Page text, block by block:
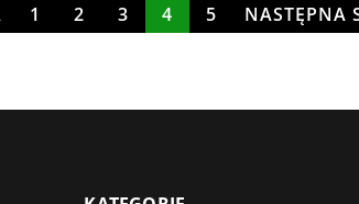
1 2 3 4 5 NASTĘPNA